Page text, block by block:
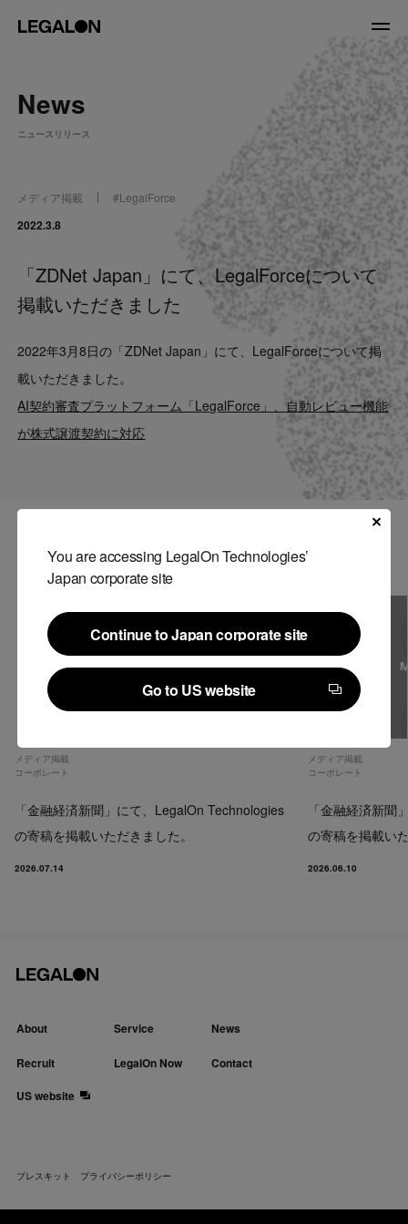
About
役員紹介
Service
News
LegalOn Now
Contact
You are accessing LegalOn Technologies’
Japan corporate site
Continue to Japan corporate site
Continue to Japan corporate site
Go to US website
Go to US website
News
ニュースリリース
メディア掲載 #LegalForce
2022.3.8
「ZDNet Japan」にて、LegalForceについて
掲載いただきました
2022年3月8日の「ZDNet Japan」にて、LegalForceについて掲
載いただきました。
AI契約審査プラットフォーム「LegalForce」、自動レビュー機能
が株式譲渡契約に対応
関連記事
メディア掲載
コーポレート
「金融経済新聞」にて、LegalOn Technologies
の寄稿を掲載いただきました。
2026.07.14
メディア掲載
コーポレート
「金融経済新聞
の寄稿を掲載い
2026.06.10
About Service News
Recruit LegalOn Now
Contact
US website
プレスキット プライバシーポリシー